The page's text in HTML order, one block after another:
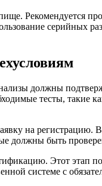
Рекомендуется
серийных
должны
тесты, такие
на регистрацию.
должны быть
Этот этап
системе с